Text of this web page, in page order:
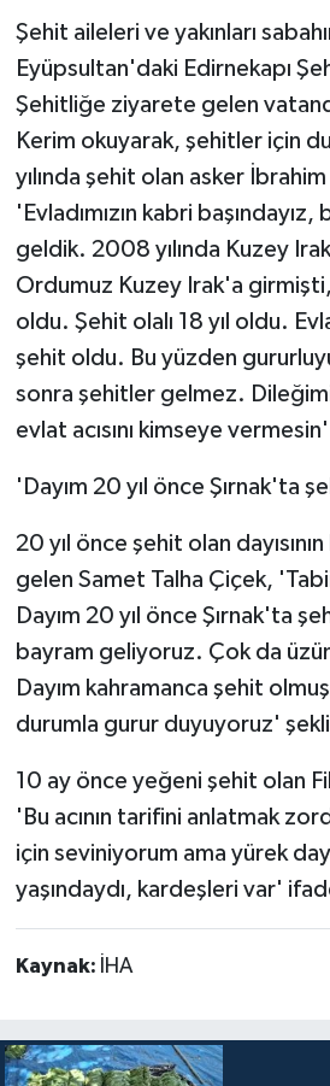
Şehit aileleri ve yakınları
Eyüpsultan'daki Edirnekapı
Şehitliğe ziyarete gelen
Kerim okuyarak, şehitler için
yılında şehit olan asker
'Evladımızın kabri
geldik. 2008 yılında Kuzey
Ordumuz Kuzey Irak'a
oldu. Şehit olalı 18 yıl oldu.
şehit oldu. Bu yüzden
sonra şehitler gelmez.
evlat acısını kimseye
'Dayım 20 yıl önce Şırnak'ta
20 yıl önce şehit olan
gelen Samet Talha Çiçek,
Dayım 20 yıl önce Şırnak'ta
bayram geliyoruz. Çok da
Dayım kahramanca şehit
durumla gurur duyuyoruz'
10 ay önce yeğeni şehit olan
'Bu acının tarifini anlatmak
için seviniyorum ama yürek
yaşındaydı, kardeşleri var'
Kaynak: İHA